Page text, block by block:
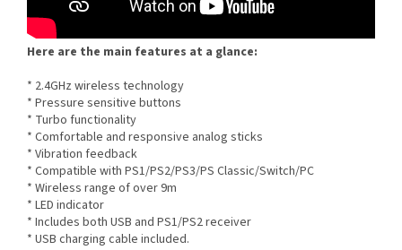
Here are the main features at a glance:
* 2.4GHz wireless technology
* Pressure sensitive buttons
* Turbo functionality
* Comfortable and responsive analog sticks
* Vibration feedback
* Compatible with PS1/PS2/PS3/PS Classic/Switch/PC
* Wireless range of over 9m
* LED indicator
* Includes both USB and PS1/PS2 receiver
* USB charging cable included.